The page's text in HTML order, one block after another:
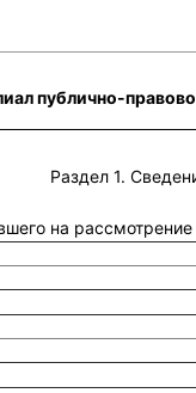
публично-
Раздел 1.
на